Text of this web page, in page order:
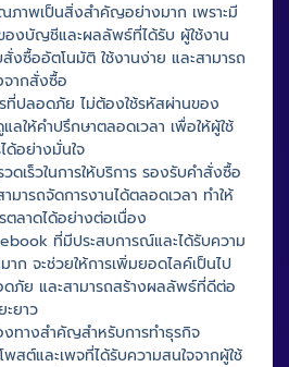
ภาพเป็นสิ่งสำคัญอย่างมาก เพราะมี
งบัญชีและผลลัพธ์ที่ได้รับ ผู้ใช้งาน
งซื้ออัตโนมัติ ใช้งานง่าย และสามารถ
จากสั่งซื้อ
ที่ปลอดภัย ไม่ต้องใช้รหัสผ่านของ
ให้คำปรึกษาตลอดเวลา เพื่อให้ผู้ใช้
ด้อย่างมั่นใจ
เร็วในการให้บริการ รองรับคำสั่งซื้อ
มารถจัดการงานได้ตลอดเวลา ทำให้
ตลาดได้อย่างต่อเนื่อง
ที่มีประสบการณ์และได้รับความ
าก จะช่วยให้การเพิ่มยอดไลค์เป็นไป
ภัย และสามารถสร้างผลลัพธ์ที่ดีต่อ
ะยาว
ทางสำคัญสำหรับการทำธุรกิจ
สต์และเพจที่ได้รับความสนใจจากผู้ใช้